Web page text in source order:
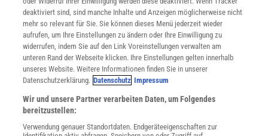
Das Wetter
Warum war der letzte Winter so warm - oder kalt? Kann man das
Sommerwetter im Frühling vorhersagen? Wie wirkt Regen auf
deaktiviert sind, sind manche Inhalte und Anzeigen möglicherweise nicht
mehr so relevant für Sie. Sie können dieses Menü jederzeit wieder
aufrufen, um Ihre Einstellungen zu ändern oder Ihre Einwilligung zu
widerrufen, indem Sie auf den Link Voreinstellungen verwalten am
unteren Rand der Webseite klicken. Ihre Einstellungen gelten innerhalb
unseres Website. Weitere Informationen finden Sie in unserer
Datenschutzerklärung. Datenschutz Impressum
Wir und unsere Partner verarbeiten Daten, um Folgendes
bereitzustellen:
Verwendung genauer Standortdaten. Endgeräteeigenschaften zur